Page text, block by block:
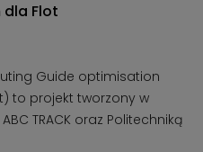
Flot
Guide optimisation
to projekt tworzony w
TRACK oraz Politechniką